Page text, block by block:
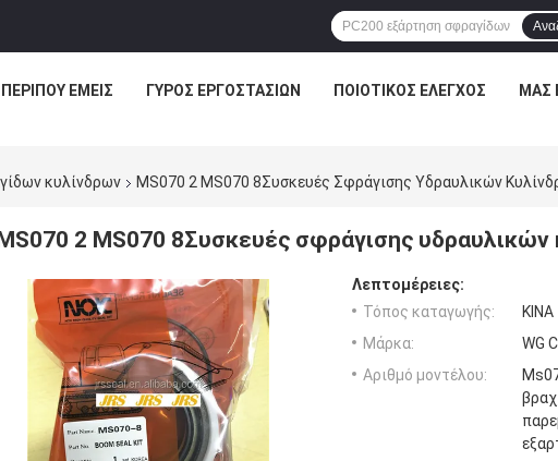
ΠΕΡΊΠΟΥ ΕΜΕΊΣ ΓΎΡΟΣ ΕΡΓΟΣΤΑΣΊΩΝ ΠΟΙΟΤΙΚΌΣ ΈΛΕΓΧΟΣ ΜΑΣ
κυλίνδρων MS070 2 MS070 8Συσκευές Σφράγισης Υδραυλικών
2 MS070 8Συσκευές σφράγισης
Λεπτομέρειες:
Τόπος καταγωγής:
ΚΙΝΑ
Μάρκα:
WG
Αριθμό μοντέλου: